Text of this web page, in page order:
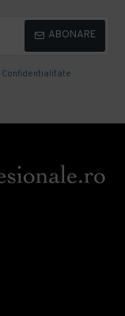
ABONARE